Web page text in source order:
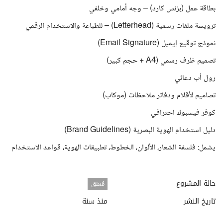
بطاقة عمل (بزنس كارد) – وجه أمامي وخلفي
ترويسة ملفات رسمية (Letterhead) – للطباعة والاستخدام الرقمي
نموذج توقيع إيميل (Email Signature)
تصميم ظرف رسمي (A4 + حجم كبير)
رول أب دعائي
تصاميم لأقلام ودفاتر ملاحظات (موكاب)
كوفر فيسبوك احترافي
دليل استخدام الهوية البصرية (Brand Guidelines)
يشمل: فلسفة الشعار، الألوان، الخطوط، تطبيقات الهوية، قواعد الاستخدام
حالة المشروع مُغلق
تاريخ النشر
منذ سنة